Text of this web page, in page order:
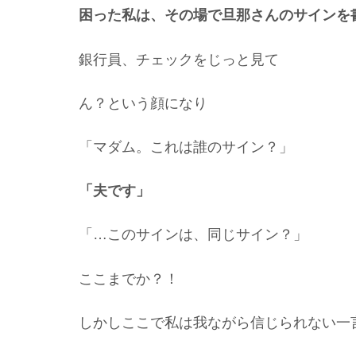
困った私は、その場で旦那さんのサインを
銀行員、チェックをじっと見て
ん？という顔になり
「マダム。これは誰のサイン？」
「夫です」
「…このサインは、同じサイン？」
ここまでか？！
しかしここで私は我ながら信じられない一